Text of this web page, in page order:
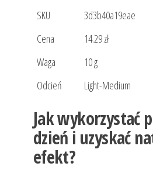
SKU
3d3b40a19eae
Cena
14.29 zł
Waga
10 g
Odcień
Light-Medium
Jak wykorzystać
dzień i uzyskać
efekt?